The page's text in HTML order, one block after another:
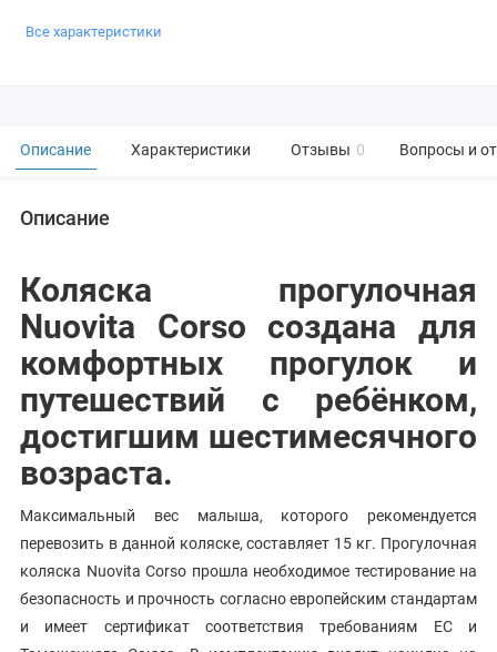
Все характеристики
Описание Характеристики Отзывы 0 Вопросы и
Описание
Коляска прогулочная
Nuovita Corso создана для
комфортных прогулок и
путешествий с ребёнком,
достигшим шестимесячного
возраста.
Максимальный вес малыша, которого рекомендуется
перевозить в данной коляске, составляет 15 кг. Прогулочная
коляска Nuovita Corso прошла необходимое тестирование на
безопасность и прочность согласно европейским стандартам
и имеет сертификат соответствия требованиям ЕС и